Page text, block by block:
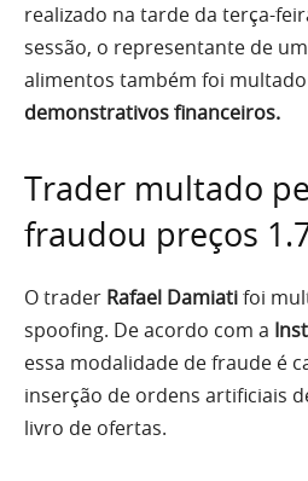
realizado na tarde da terça-
sessão, o representante de
alimentos também foi
demonstrativos financeiros.
Trader multado
fraudou preços
O trader Rafael Damiatifoi
spoofing. De acordo com a
essa modalidade de fraude é
inserção de ordens artificiais
livro de ofertas.